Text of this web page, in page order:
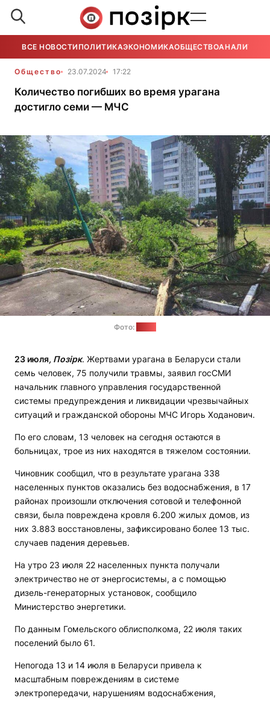
ВСЕ НОВОСТИ ПОЛИТИКАЭКОНОМИКАОБЩЕСТВОАНАЛИТИКА
Общество 23.07.2024 17:22
Количество погибших во время урагана
достигло семи — МЧС
Фото:
23 июля, Позірк. Жертвами урагана в Беларуси стали
семь человек, 75 получили травмы, заявил госСМИ
начальник главного управления государственной
системы предупреждения и ликвидации чрезвычайных
ситуаций и гражданской обороны МЧС Игорь Ходанович.
По его словам, 13 человек на сегодня остаются в
больницах, трое из них находятся в тяжелом состоянии.
Чиновник сообщил, что в результате урагана 338
населенных пунктов оказались без водоснабжения, в 17
районах произошли отключения сотовой и телефонной
связи, была повреждена кровля 6.200 жилых домов, из
них 3.883 восстановлены, зафиксировано более 13 тыс.
случаев падения деревьев.
На утро 23 июля 22 населенных пункта получали
электричество не от энергосистемы, а с помощью
дизель-генераторных установок, сообщило
Министерство энергетики.
По данным Гомельского облисполкома, 22 июля таких
поселений было 61.
Непогода 13 и 14 июля в Беларуси привела к
масштабным повреждениям в системе
электропередачи, нарушениям водоснабжения,